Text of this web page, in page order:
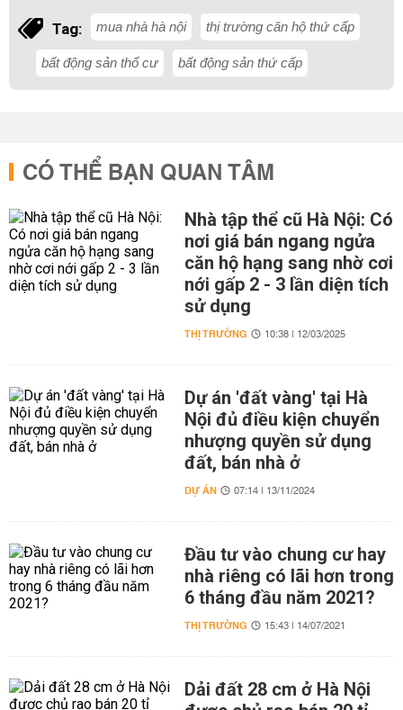
Tag: mua nhà hà nội thị trường căn hộ thứ cấp
bất động sản thổ cư bất động sản thứ cấp
CÓ THỂ BẠN QUAN TÂM
Nhà tập thể cũ Hà Nội: Có
nơi giá bán ngang ngửa
căn hộ hạng sang nhờ cơi
nới gấp 2 - 3 lần diện tích
sử dụng
THỊ TRƯỜNG 10:38 | 12/03/2025
Dự án 'đất vàng' tại Hà
Nội đủ điều kiện chuyển
nhượng quyền sử dụng
đất, bán nhà ở
DỰ ÁN 07:14 | 13/11/2024
Đầu tư vào chung cư hay
nhà riêng có lãi hơn trong
6 tháng đầu năm 2021?
THỊ TRƯỜNG 15:43 | 14/07/2021
Dải đất 28 cm ở Hà Nội